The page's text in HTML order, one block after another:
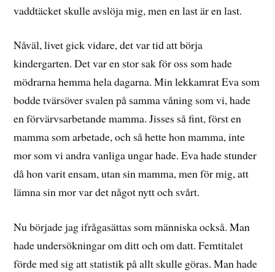
vaddtäcket skulle avslöja mig, men en last är en last.
Nåväl, livet gick vidare, det var tid att börja
kindergarten. Det var en stor sak för oss som hade
mödrarna hemma hela dagarna. Min lekkamrat Eva som
bodde tvärsöver svalen på samma våning som vi, hade
en förvärvsarbetande mamma. Jisses så fint, först en
mamma som arbetade, och så hette hon mamma, inte
mor som vi andra vanliga ungar hade. Eva hade stunder
då hon varit ensam, utan sin mamma, men för mig, att
lämna sin mor var det något nytt och svårt.
Nu började jag ifrågasättas som människa också. Man
hade undersökningar om ditt och om datt. Femtitalet
förde med sig att statistik på allt skulle göras. Man hade